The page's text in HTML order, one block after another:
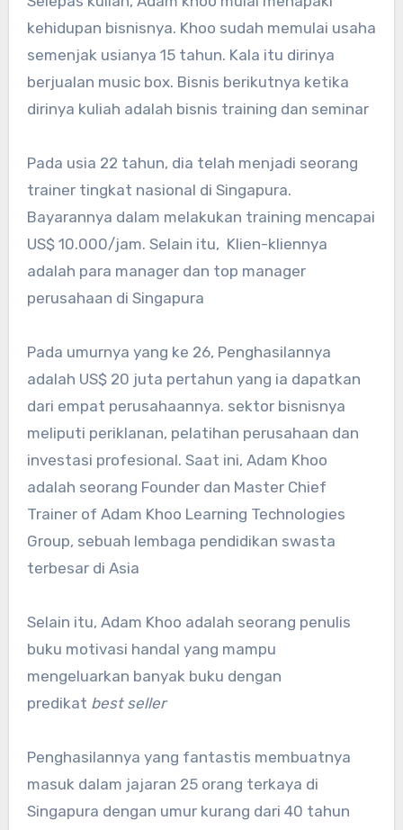
kehidupan bisnisnya. Khoo sudah memulai usaha
semenjak usianya 15 tahun. Kala itu dirinya
berjualan music box. Bisnis berikutnya ketika
dirinya kuliah adalah bisnis training dan seminar
Pada usia 22 tahun, dia telah menjadi seorang
trainer tingkat nasional di Singapura.
Bayarannya dalam melakukan training mencapai
US$ 10.000/jam. Selain itu, Klien-kliennya
adalah para manager dan top manager
perusahaan di Singapura
Pada umurnya yang ke 26, Penghasilannya
adalah US$ 20 juta pertahun yang ia dapatkan
dari empat perusahaannya. sektor bisnisnya
meliputi periklanan, pelatihan perusahaan dan
investasi profesional. Saat ini, Adam Khoo
adalah seorang Founder dan Master Chief
Trainer of Adam Khoo Learning Technologies
Group, sebuah lembaga pendidikan swasta
terbesar di Asia
Selain itu, Adam Khoo adalah seorang penulis
buku motivasi handal yang mampu
mengeluarkan banyak buku dengan
predikat best seller
Penghasilannya yang fantastis membuatnya
masuk dalam jajaran 25 orang terkaya di
Singapura dengan umur kurang dari 40 tahun